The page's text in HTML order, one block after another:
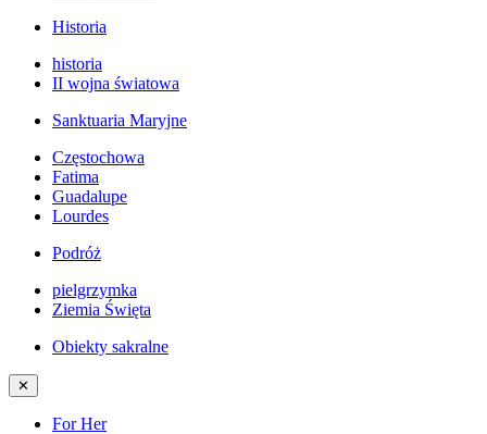
Historia
historia
II wojna światowa
Sanktuaria Maryjne
Częstochowa
Fatima
Guadalupe
Lourdes
Podróż
pielgrzymka
Ziemia Święta
Obiekty sakralne
✕
For Her